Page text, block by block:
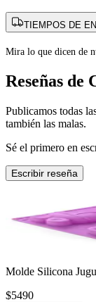
TIEMPOS DE
Mira lo que dicen de
Reseñas de
Publicamos todas
también las malas.
Sé el primero en
Escribir reseña
Molde Silicona
$5490